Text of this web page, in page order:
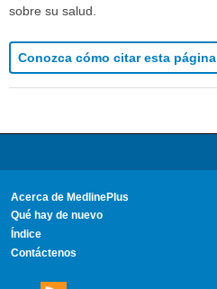
sobre su salud.
Conozca cómo citar esta página
Acerca de MedlinePlus
Qué hay de nuevo
Índice
Contáctenos